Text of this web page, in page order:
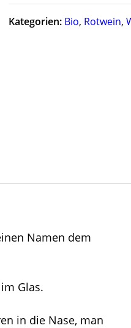
Kategorien: Bio, Rotwein,
Namen dem
Glas.
in die Nase, man